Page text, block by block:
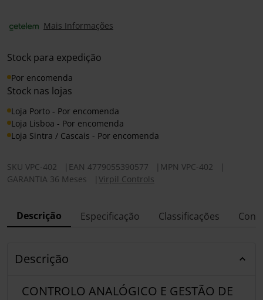
Mais Informações
Stock para expedição
Por encomenda
Stock nas lojas
Loja Porto - Por encomenda
Loja Lisboa - Por encomenda
Loja Sintra / Cascais - Por encomenda
SKU VPC-402 EAN 4779055390577 MPN VPC-402
GARANTIA 36 Meses
Virpil Controls
Descrição Especificação Classificações
Descrição
CONTROLO ANALÓGICO E GESTÃO DE